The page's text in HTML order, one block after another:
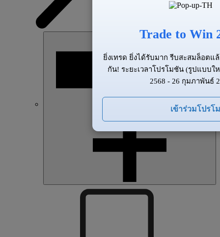
Trade to Win
ยิ่งเทรด ยิ่งได้รับมาก รีบสะสมล็อตแ
กัน! ระยะเวลาโปรโมชัน (รูปแบบใ
2568 - 26 กุมภาพันธ์
เข้าร่วมโปรโ